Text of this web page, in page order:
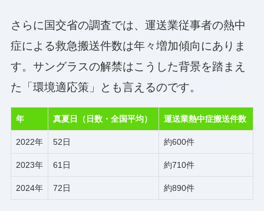
さらに国交省の調査では、運送業従事者の熱中
症による救急搬送件数は年々増加傾向にありま
す。サングラスの解禁はこうした背景を踏まえ
た「環境適応策」とも言えるのです。
年 真夏日（日数・全国平均） 運送業熱中症搬送件数
2022年 52日 約600件
2023年 61日 約710件
2024年 72日 約890件